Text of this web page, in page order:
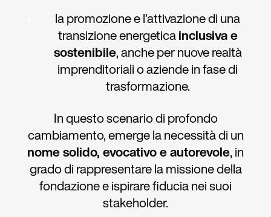
la promozione e l’attivazione di una
transizione energeticainclusiva e
sostenibile, anche per nuove realtà
imprenditoriali o aziende in fase di
trasformazione.
In questo scenario di profondo
cambiamento, emerge la necessità di un
nome solido, evocativo e autorevole, in
grado di rappresentare la missione della
fondazione e ispirare fiducia nei suoi
stakeholder.